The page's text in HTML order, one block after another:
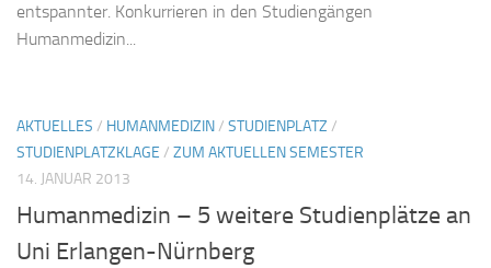
entspannter. Konkurrieren in den Studiengängen
Humanmedizin...
AKTUELLES / HUMANMEDIZIN/ STUDIENPLATZ /
STUDIENPLATZKLAGE / ZUM AKTUELLEN SEMESTER
14. JANUAR 2013
Humanmedizin – 5 weitere Studienplätze an
Uni Erlangen-Nürnberg